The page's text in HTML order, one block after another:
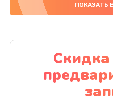
Замена
Чистка
ПОКАЗАТЬ